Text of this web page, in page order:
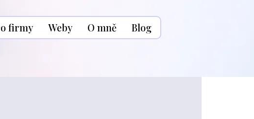
firmy Weby O mně Blog